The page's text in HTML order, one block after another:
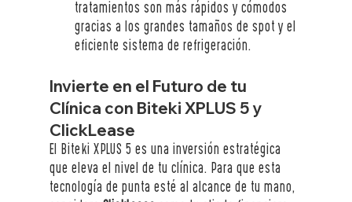
tratamientos son más rápidos y cómodos
gracias a los grandes tamaños de spot y el
eficiente sistema de refrigeración.
Invierte en el Futuro de tu
Clínica con Biteki XPLUS 5 y
ClickLease
El Biteki XPLUS 5 es una inversión estratégica
que eleva el nivel de tu clínica. Para que esta
tecnología de punta esté al alcance de tu mano,